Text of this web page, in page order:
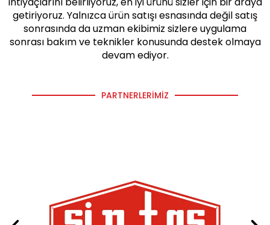
getiriyoruz. Yalnızca ürün satışı esnasında değil satış
sonrasında da uzman ekibimiz sizlere uygulama
sonrası bakım ve teknikler konusunda destek olmaya
devam ediyor.
PARTNERLERIMIZ